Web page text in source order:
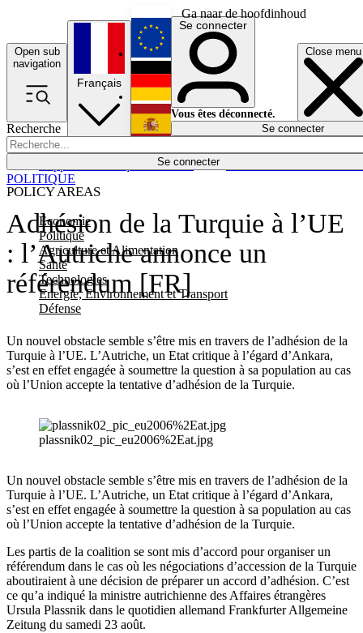
Ga naar de hoofdinhoud
Open sub
navigation
Close menu
Recherche
Se connecter
POLICY AREAS
Economie
Politique
Agriculture et Alimentation
Santé
Technologies
Energie, Environnement et Transport
Défense
Économie
Français
English
Deutsch
Español
Se connecter
Vous êtes déconnecté.
Se connecter
Adhésion de la Turquie à l’UE
: l’Autriche annonce un
référendum [FR]
Un nouvel obstacle semble s’être mis en travers de l’adhésion de la
Turquie à l’UE. L’Autriche, un Etat critique à l’égard d’Ankara,
s’est en effet engagée à soumettre la question à sa population au cas
où l’Union accepte la tentative d’adhésion de la Turquie.
POLITIQUE
plassnik02_pic_eu2006%2Eat.jpg
Un nouvel obstacle semble s’être mis en travers de l’adhésion de la
Turquie à l’UE. L’Autriche, un Etat critique à l’égard d’Ankara,
s’est en effet engagée à soumettre la question à sa population au cas
où l’Union accepte la tentative d’adhésion de la Turquie.
Les partis de la coalition se sont mis d’accord pour organiser un
référendum dans le cas où les négociations d’accession de la Turquie
aboutiraient à une décision de préparer un accord d’adhésion. C’est
ce qu’a indiqué la ministre autrichienne des Affaires étrangères
Ursula Plassnik dans le quotidien allemand Frankfurter Allgemeine
Zeitung du samedi 23 août.